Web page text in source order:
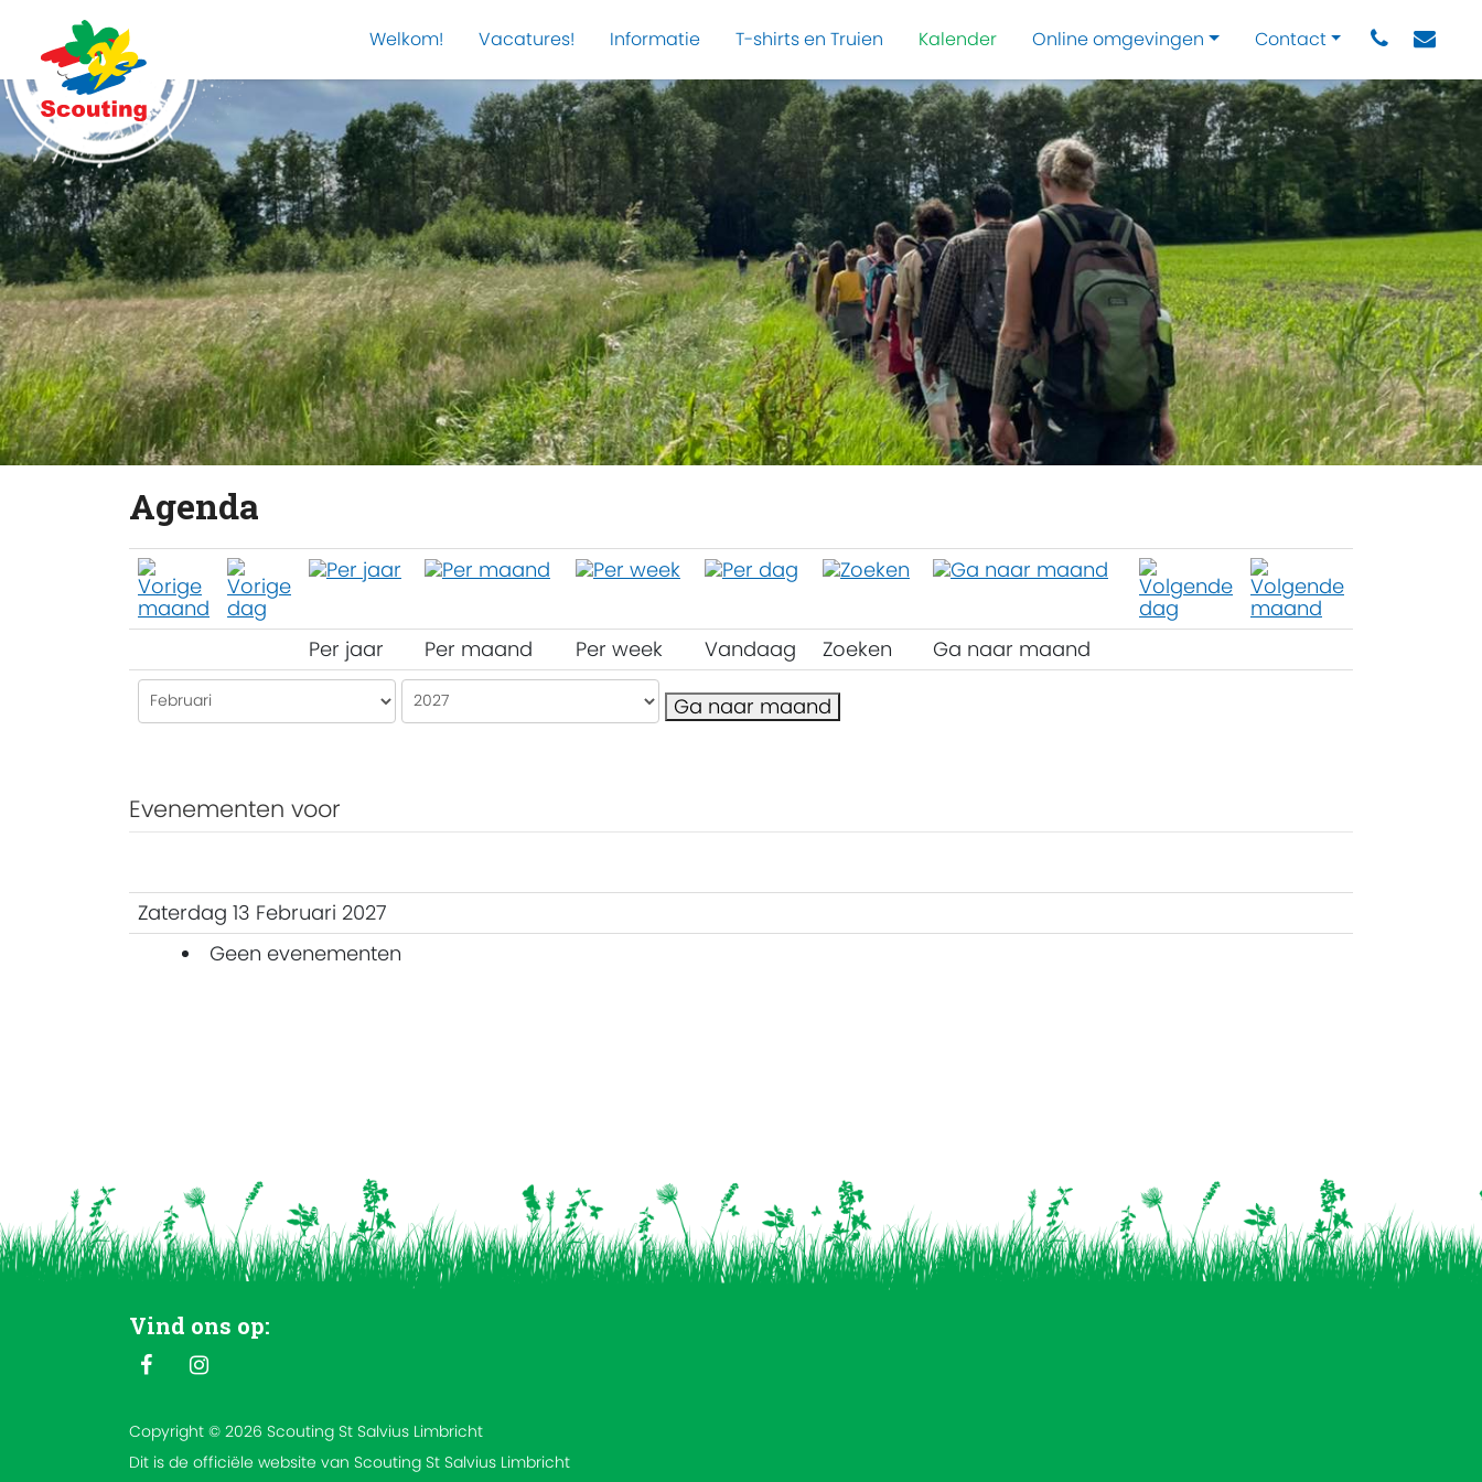
Welkom! Vacatures! Informatie T-shirts en Truien Kalender Online omgevingen Contact
Agenda
Per jaar Per maand Per week Vandaag Zoeken Ga naar maand
Ga naar maand
Evenementen voor
Zaterdag 13 Februari 2027
Geen evenementen
Vind ons op:
Copyright © 2026 Scouting St Salvius Limbricht
Dit is de officiële website van Scouting St Salvius Limbricht